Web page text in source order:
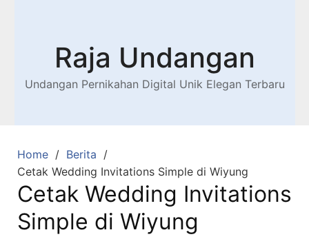
Raja Undangan
Undangan Pernikahan Digital Unik Elegan Terbaru
Home
Berita
Cetak Wedding Invitations Simple di Wiyung
Cetak Wedding Invitations
Simple di Wiyung